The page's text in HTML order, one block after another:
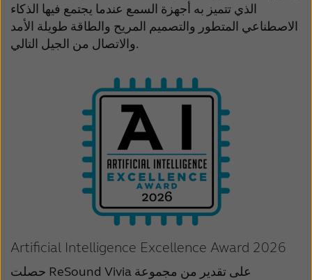
Kazakhstan Korea
Latinoamérica
Norge
Suisse
United Kingdom
United States Österreich
日本
الذي تتميز به أجهزة السمع عندما يجتمع فيها الذكاء
الاصطناعي المتطور والتصميم المريح والطاقة طويلة الأمد
والاتصال من الجيل التالي.
Artificial Intelligence Excellence Award 2026
حصلت ReSound Vivia على تقدير من مجموعة